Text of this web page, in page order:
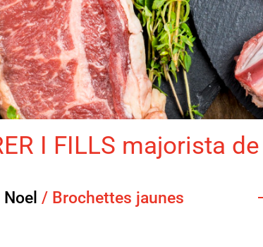
I FILLS majorista
/ Brochettes jaunes